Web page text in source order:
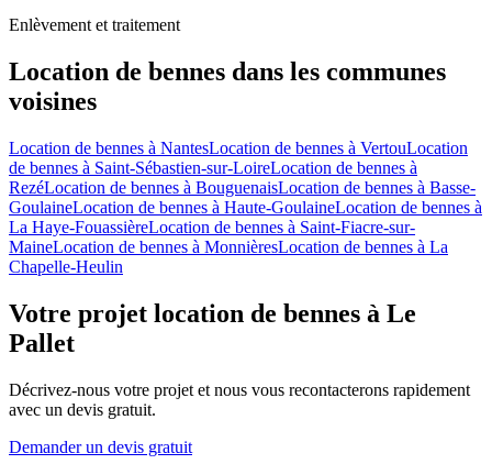
Enlèvement et traitement
Location de bennes dans les communes
voisines
Location de bennes à NantesLocation de bennes à VertouLocation
de bennes à Saint-Sébastien-sur-LoireLocation de bennes à
RezéLocation de bennes à BouguenaisLocation de bennes à Basse-
GoulaineLocation de bennes à Haute-GoulaineLocation de bennes à
La Haye-FouassièreLocation de bennes à Saint-Fiacre-sur-
MaineLocation de bennes à MonnièresLocation de bennes à La
Chapelle-Heulin
Votre projet location de bennes à Le
Pallet
Décrivez-nous votre projet et nous vous recontacterons rapidement
avec un devis gratuit.
Demander un devis gratuit